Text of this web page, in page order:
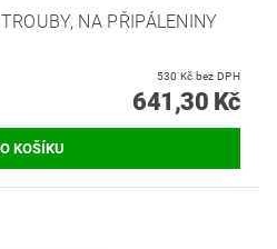
NA PŘIPÁLENINY
530 Kč bez DPH
641,30 Kč